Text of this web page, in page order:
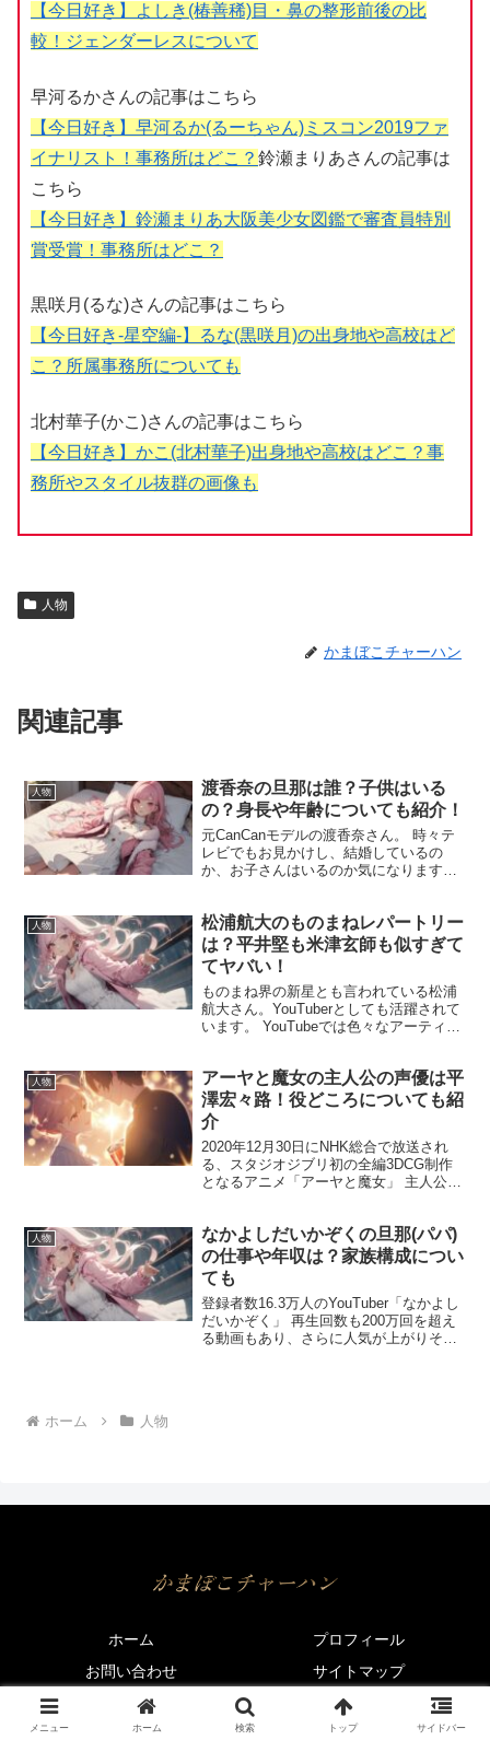
【今日好き】よしき(椿善稀)目・鼻の整形前後の比
較！ジェンダーレスについて
早河るかさんの記事はこちら
【今日好き】早河るか(るーちゃん)ミスコン2019ファ
イナリスト！事務所はどこ？ 鈴瀬まりあさんの記事は
こちら
【今日好き】鈴瀬まりあ大阪美少女図鑑で審査員特別
賞受賞！事務所はどこ？
黒咲月(るな)さんの記事はこちら
【今日好き-星空編-】るな(黒咲月)の出身地や高校はど
こ？所属事務所についても
北村華子(かこ)さんの記事はこちら
【今日好き】かこ(北村華子)出身地や高校はどこ？事
務所やスタイル抜群の画像も
人物
かまぼこチャーハン
関連記事
人物
渡香奈の旦那は誰？子供はいる
の？身長や年齢についても紹介！
元CanCanモデルの渡香奈さん。 時々テ
レビでもお見かけし、結婚しているの
か、お子さんはいるのか気になりますよ
は驚き‼️未だに添い...
人物
松浦航大のものまねレパートリー
は？平井堅も米津玄師も似すぎて
てヤバい！
ものまね界の新星とも言われている松浦
航大さん。YouTuberとしても活躍されて
います。 YouTubeでは色々なアーティス
す！ 今回は松浦航大さんがどんな人なの
か、も...
人物
アーヤと魔女の主人公の声優は平
澤宏々路！役どころについても紹
介
2020年12月30日にNHK総合で放送され
る、スタジオジブリ初の全編3DCG制作
となるアニメ「アーヤと魔女」 主人公の
声優は初挑戦ということですが、元気で
小生...
人物
なかよしだいかぞくの旦那(パパ)
の仕事や年収は？家族構成につい
ても
登録者数16.3万人のYouTuber「なかよし
だいかぞく」 再生回数も200万回を超え
る動画もあり、さらに人気が上がりそう
ホーム 人物
ホーム
プロフィール
お問い合わせ
サイトマップ
© 2020 かまぼこチャーハン.
メニュー ホーム 検索 トップ サイドバー